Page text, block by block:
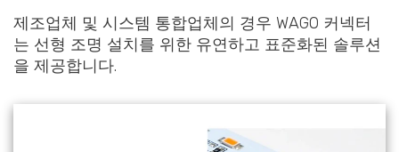
제조업체 및 시스템 통합업체의 경우 WAGO 커넥터
는 선형 조명 설치를 위한 유연하고 표준화된 솔루션
을 제공합니다.